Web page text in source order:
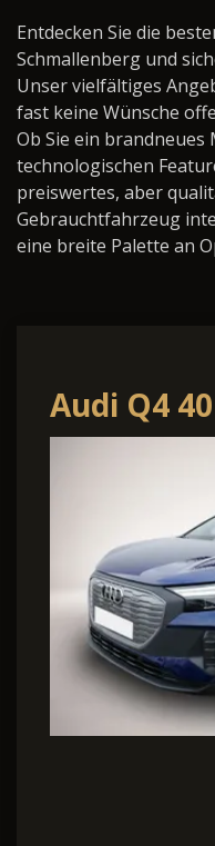
Entdecken Sie die
Schmallenberg und
Unser vielfältiges
fast keine Wünsche
Ob Sie ein
technologischen
preiswertes, aber
Gebrauchtfahrzeug
eine breite Palette an
Audi Q4